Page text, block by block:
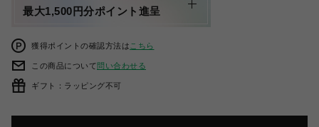
最大1,500円分ポイント進呈
獲得ポイントの確認方法は こちら
この商品について問い合わせる
ギフト：ラッピング不可